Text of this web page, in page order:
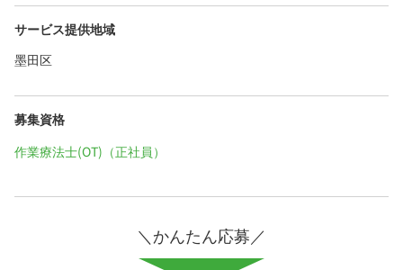
サービス提供地域
墨田区
募集資格
作業療法士(OT)（正社員）
＼かんたん応募／